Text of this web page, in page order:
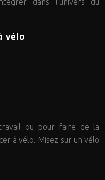
dans l’univers du
vélo
ou pour faire de la
à vélo. Misez sur un vélo